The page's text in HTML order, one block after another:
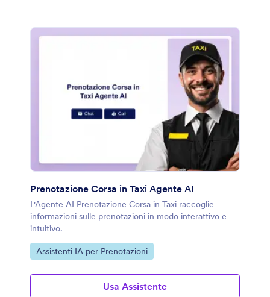
Prenotazione Corsa in Taxi Agente AI
L'Agente AI Prenotazione Corsa in Taxi raccoglie
informazioni sulle prenotazioni in modo interattivo e
intuitivo.
Vai alla Categoria:
Assistenti IA per Prenotazioni
Usa Assistente